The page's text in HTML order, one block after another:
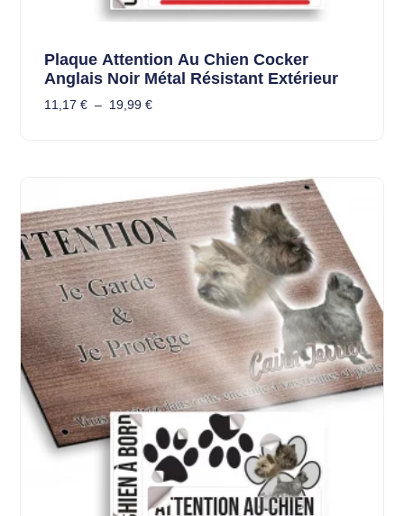
Plaque Attention Au Chien Cocker
Anglais Noir Métal Résistant Extérieur
11,17 € – 19,99 €